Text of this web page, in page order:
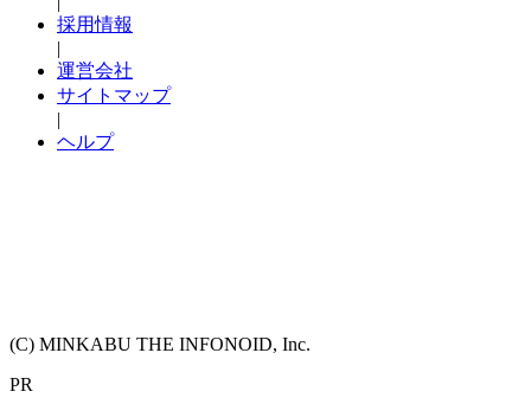
採用情報
|
運営会社
サイトマップ
|
ヘルプ
(C) MINKABU THE INFONOID, Inc.
PR